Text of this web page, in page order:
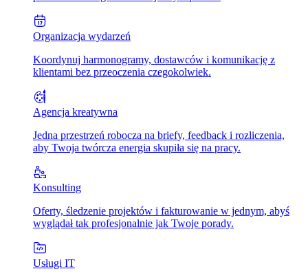
Organizacja wydarzeń
Koordynuj harmonogramy, dostawców i komunikację z
klientami bez przeoczenia czegokolwiek.
Agencja kreatywna
Jedna przestrzeń robocza na briefy, feedback i rozliczenia,
aby Twoja twórcza energia skupiła się na pracy.
Konsulting
Oferty, śledzenie projektów i fakturowanie w jednym, abyś
wyglądał tak profesjonalnie jak Twoje porady.
Usługi IT